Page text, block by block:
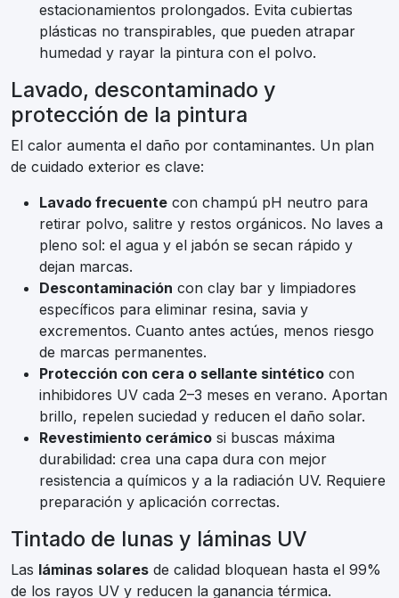
estacionamientos prolongados. Evita cubiertas
plásticas no transpirables, que pueden atrapar
humedad y rayar la pintura con el polvo.
Lavado, descontaminado y
protección de la pintura
El calor aumenta el daño por contaminantes. Un plan
de cuidado exterior es clave:
Lavado frecuente con champú pH neutro para
retirar polvo, salitre y restos orgánicos. No laves a
pleno sol: el agua y el jabón se secan rápido y
dejan marcas.
Descontaminación con clay bar y limpiadores
específicos para eliminar resina, savia y
excrementos. Cuanto antes actúes, menos riesgo
de marcas permanentes.
Protección con cera o sellante sintético con
inhibidores UV cada 2–3 meses en verano. Aportan
brillo, repelen suciedad y reducen el daño solar.
Revestimiento cerámico si buscas máxima
durabilidad: crea una capa dura con mejor
resistencia a químicos y a la radiación UV. Requiere
preparación y aplicación correctas.
Tintado de lunas y láminas UV
Las láminas solares de calidad bloquean hasta el 99%
de los rayos UV y reducen la ganancia térmica.